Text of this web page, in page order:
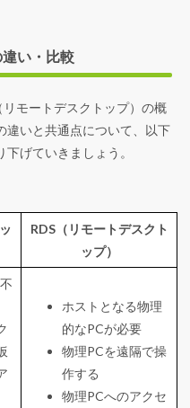
い・比較
モートデスクトップ）の概
違いと共通点について、以下
げていきましょう。
RDS（リモートデスクト
ップ）
ホストとなる物理
的なPCが必要
物理PCを遠隔で操
作する
物理PCへのアクセ